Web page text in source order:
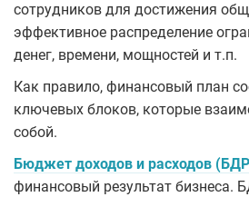
сотрудников для достижения
эффективное распределение
денег, времени, мощностей и т.п.
Как правило, финансовый план
ключевых блоков, которые
собой.
Бюджет доходов и расходов
финансовый результат бизнеса.